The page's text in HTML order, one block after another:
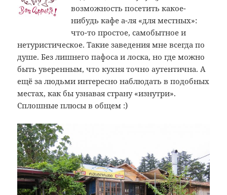
возможность посетить какое-
нибудь кафе а-ля «для местных»:
что-то простое, самобытное и
нетуристическое. Такие заведения мне всегда по
душе. Без лишнего пафоса и лоска, но где можно
быть уверенным, что кухня точно аутентична. А
ещё за людьми интересно наблюдать в подобных
местах, как бы узнавая страну «изнутри».
Сплошные плюсы в общем :)